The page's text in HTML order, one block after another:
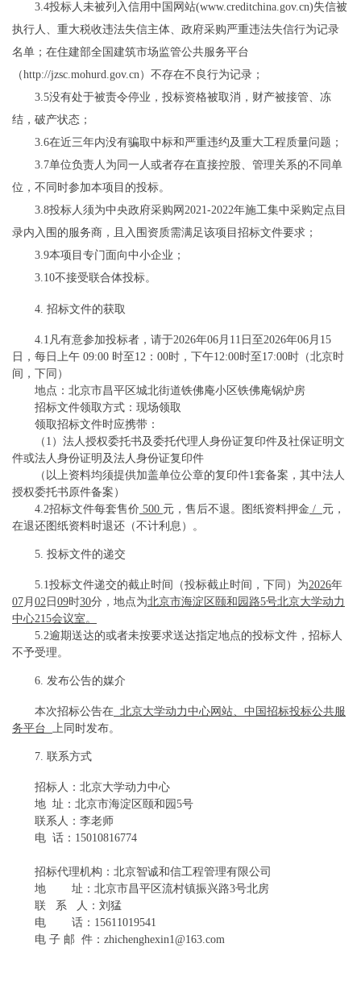
3.4投标人未被列入信用中国网站(www.creditchina.gov.cn)失信被
执行人、重大税收违法失信主体、政府采购严重违法失信行为记录
名单；在住建部全国建筑市场监管公共服务平台
（http://jzsc.mohurd.gov.cn）不存在不良行为记录 ；
3.5没有处于被责令停业，投标资格被取消，财产被接管、冻
结，破产状态；
3.6在近三年内没有骗取中标和严重违约及重大工程质量问题；
3.7单位负责人为同一人或者存在直接控股、管理关系的不同单
位，不同时参加本项目的投标。
3.8投标人须为中央政府采购网2021-2022年施工集中采购定点目
录内入围的服务商，且入围资质需满足该项目招标文件要求；
3.9本项目专门面向中小企业；
3.10不接受联合体投标。
4. 招标文件的获取
4.1凡有意参加投标者，请于2026年06月 11 日至2026年06月 15
日，每日上午 09:00 时至12：00时，下午12:00时至17:00时（北京时
间，下同）
地点：北京市昌平区城北街道铁佛庵小区铁佛庵锅炉房
招标文件领取方式：现场领取
领取招标文件时应携带：
（ 1）法人授权委托书及委托代理人身份证复印件及社保证明文
件或法人身份证明及法人身份证复印件
（以上资料均须提供加盖单位公章的复印件1套备案，其中法人
授权委托书原件备案）
4.2招标文件每套售价 500 元，售后不退。图纸资料押金 / 元，
在退还图纸资料时退还（不计利息）。
5. 投标文件的递交
5.1投标文件递交的截止时间（投标截止时间，下同）为2026年
07月 02 日 09时30分，地点为北京市海淀区颐和园路5号北京大学动力
中心215会议室。
5.2逾期送达的或者未按要求送达指定地点的投标文件，招标人
不予受理。
6. 发布公告的媒介
本次招标公告在 北京大学动力中心网站、中国招标投标公共服
务平台 上同时发布。
7. 联系方式
招标人：北京大学动力中心
地 址：北京市海淀区颐和园 5号
联系人：李老师
电 话： 15010816774
招标代理机构：北京智诚和信工程管理有限公司
地
址：北京市昌平区流村镇振兴路3号北房
联
系
人：刘猛
电
话： 15611019541
电 子 邮 件： zhichenghexin1@163.com